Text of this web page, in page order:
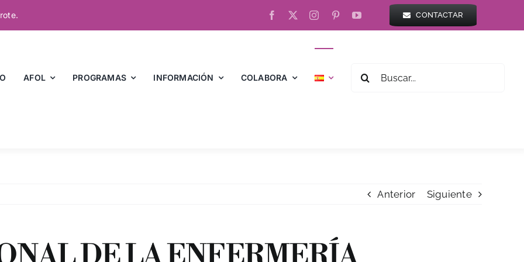
CONTACTAR
AFOL PROGRAMAS INFORMACIÓN COLABORA
Anterior Siguiente